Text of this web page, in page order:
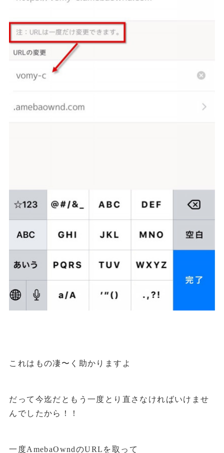
これはもの凄〜く助かりますよ
だって今迄だともう一度とり直さなければいけませ
んでしたから！！
一度AmebaOwndのURLを取って